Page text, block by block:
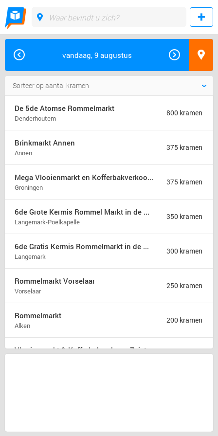
vandaag, 9 augustus
De 5de Atomse Rommelmarkt
Denderhoutem
800 kramen
Brinkmarkt Annen
Annen
375 kramen
Mega Vlooienmarkt en Kofferbakverkoop Groningen (mega markt)
Groningen
375 kramen
6de Grote Kermis Rommel Markt in de Madonna
Langemark-Poelkapelle
350 kramen
6de Gratis Kermis Rommelmarkt in de Madonna
Langemark
300 kramen
Rommelmarkt Vorselaar
Vorselaar
250 kramen
Rommelmarkt
Alken
200 kramen
Vlooienmarkt & Kofferbakverkoop Zeist 175 kramen